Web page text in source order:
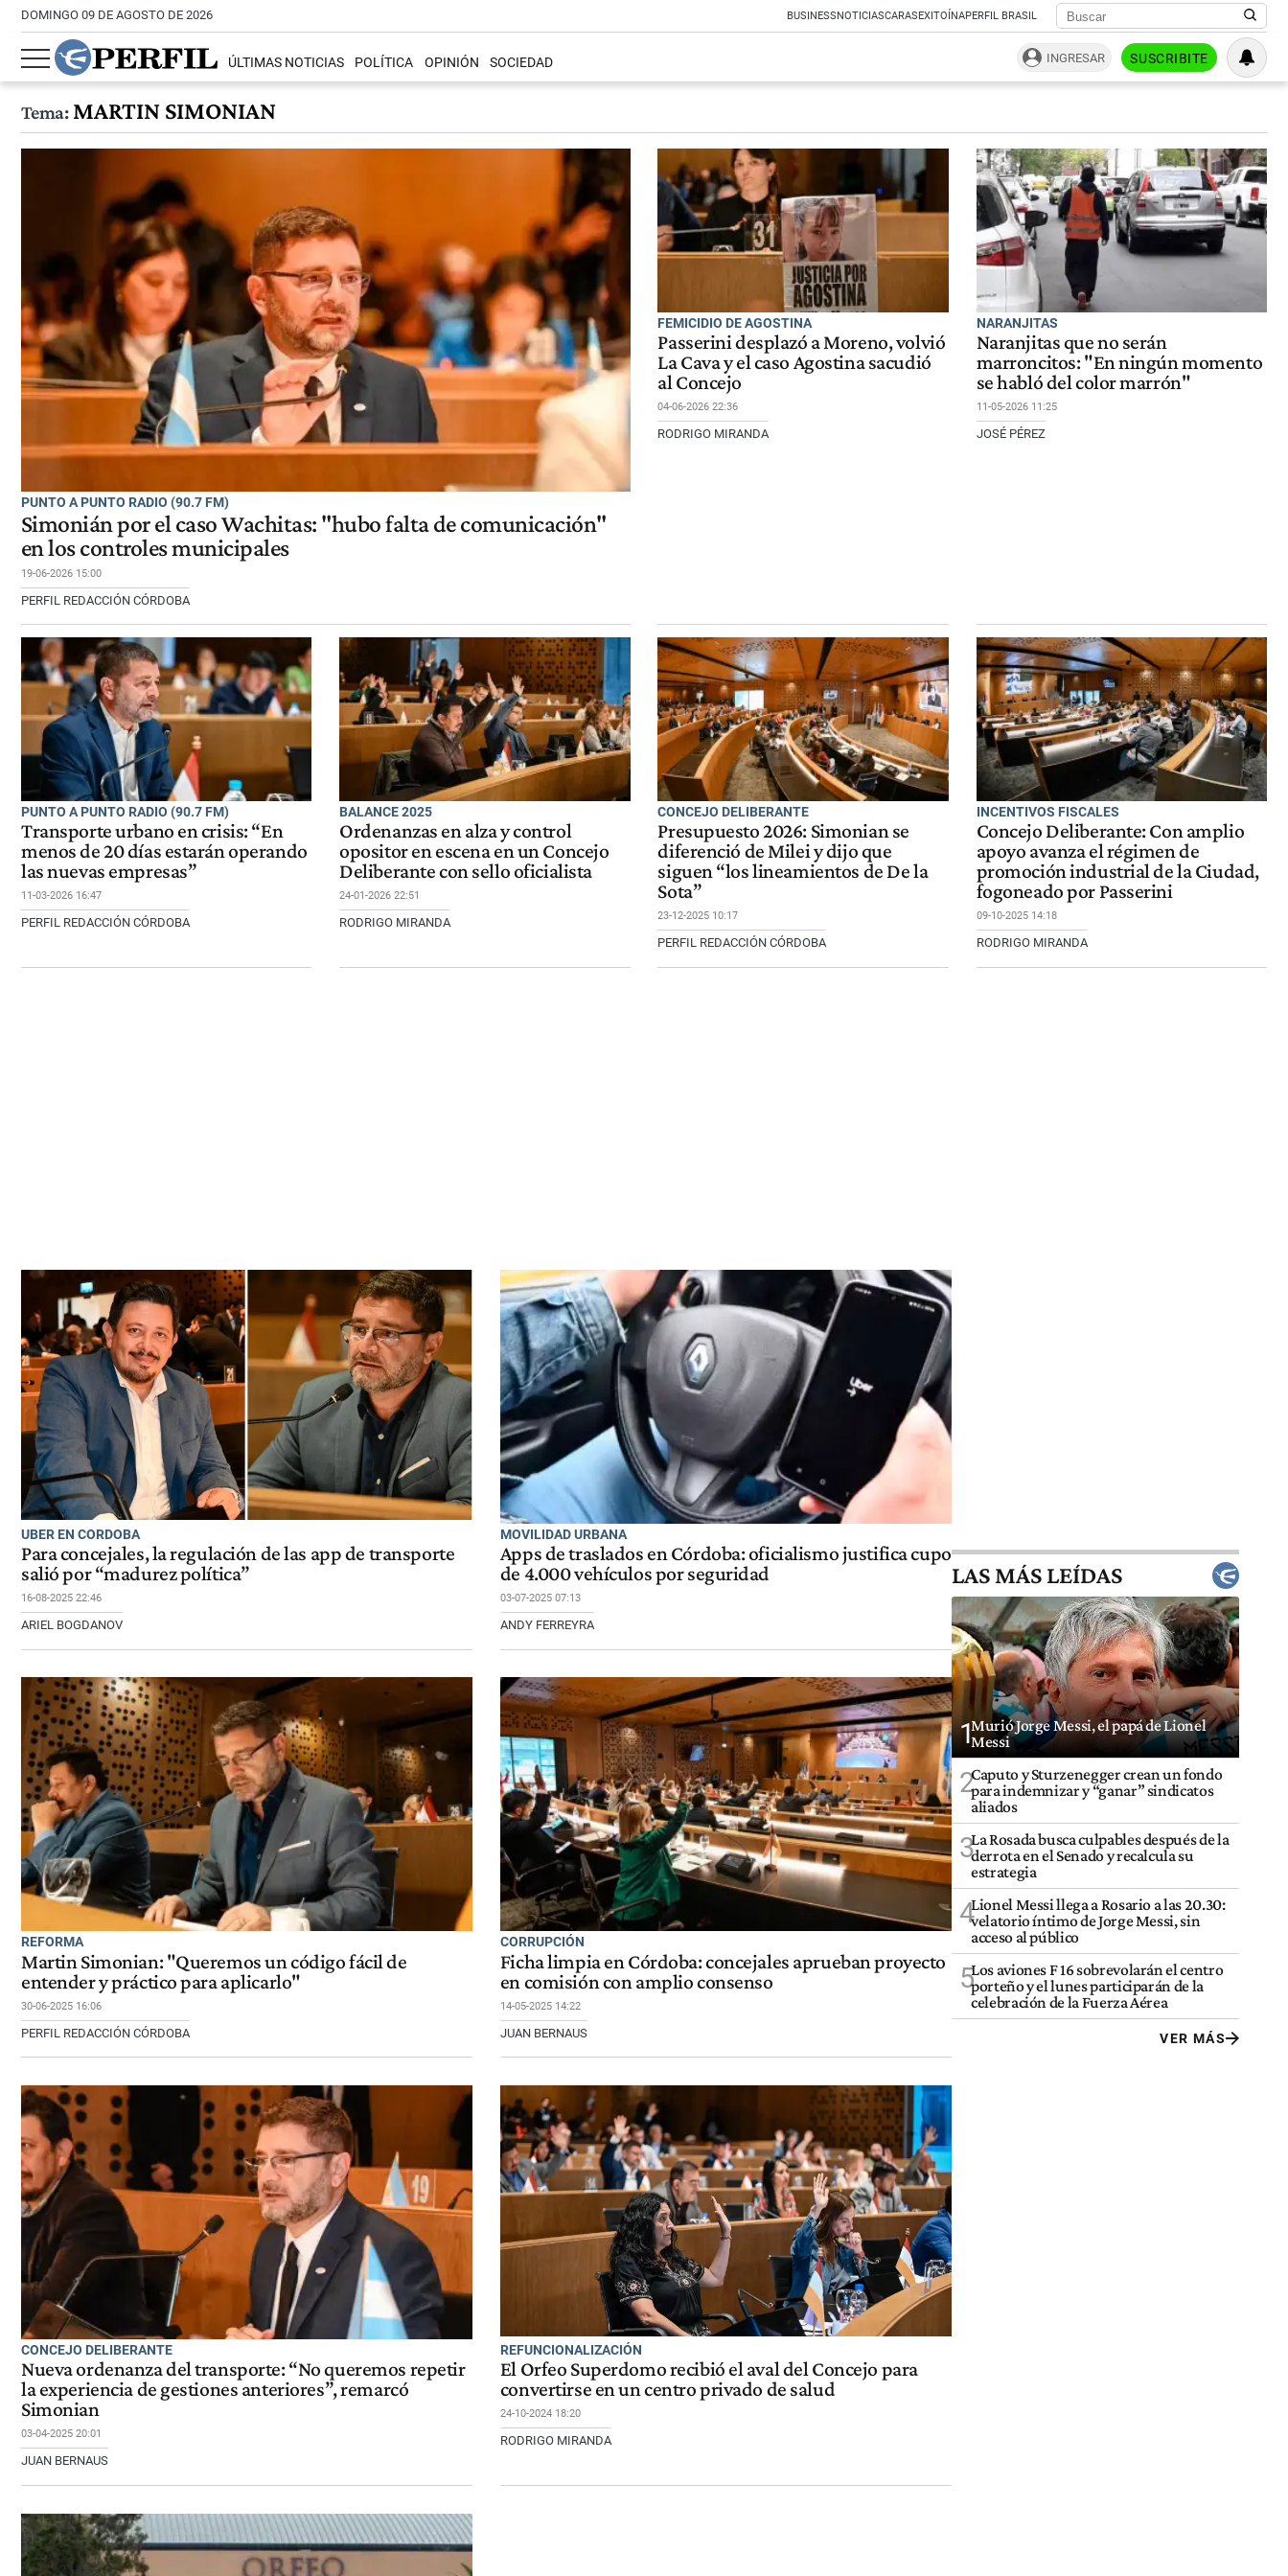
DOMINGO 09 DE AGOSTO DE 2026 BUSINESSNOTICIASCARASEXITOÍNAPERFIL BRASIL
ÚLTIMAS NOTICIAS POLÍTICA OPINIÓN SOCIEDAD INGRESAR SUSCRIBITE
Tema:MARTIN SIMONIAN
PUNTO A PUNTO RADIO (90.7 FM)
Simonián por el caso Wachitas: "hubo falta de comunicación"
en los controles municipales
19-06-2026 15:00
PERFIL REDACCIÓN CÓRDOBA
FEMICIDIO DE AGOSTINA
Passerini desplazó a Moreno, volvió
La Cava y el caso Agostina sacudió
al Concejo
04-06-2026 22:36
RODRIGO MIRANDA
NARANJITAS
Naranjitas que no serán
marroncitos: "En ningún momento
se habló del color marrón"
11-05-2026 11:25
JOSÉ PÉREZ
PUNTO A PUNTO RADIO (90.7 FM)
Transporte urbano en crisis: “En
menos de 20 días estarán operando
las nuevas empresas”
11-03-2026 16:47
PERFIL REDACCIÓN CÓRDOBA
BALANCE 2025
Ordenanzas en alza y control
opositor en escena en un Concejo
Deliberante con sello oficialista
24-01-2026 22:51
RODRIGO MIRANDA
CONCEJO DELIBERANTE
Presupuesto 2026: Simonian se
diferenció de Milei y dijo que
siguen “los lineamientos de De la
Sota”
23-12-2025 10:17
PERFIL REDACCIÓN CÓRDOBA
INCENTIVOS FISCALES
Concejo Deliberante: Con amplio
apoyo avanza el régimen de
promoción industrial de la Ciudad,
fogoneado por Passerini
09-10-2025 14:18
RODRIGO MIRANDA
UBER EN CORDOBA
Para concejales, la regulación de las app de transporte
salió por “madurez política”
16-08-2025 22:46
ARIEL BOGDANOV
MOVILIDAD URBANA
Apps de traslados en Córdoba: oficialismo justifica cupo
de 4.000 vehículos por seguridad
03-07-2025 07:13
ANDY FERREYRA
REFORMA
Martin Simonian: "Queremos un código fácil de
entender y práctico para aplicarlo"
30-06-2025 16:06
PERFIL REDACCIÓN CÓRDOBA
CORRUPCIÓN
Ficha limpia en Córdoba: concejales aprueban proyecto
en comisión con amplio consenso
14-05-2025 14:22
JUAN BERNAUS
CONCEJO DELIBERANTE
Nueva ordenanza del transporte: “No queremos repetir
la experiencia de gestiones anteriores”, remarcó
Simonian
03-04-2025 20:01
JUAN BERNAUS
REFUNCIONALIZACIÓN
El Orfeo Superdomo recibió el aval del Concejo para
convertirse en un centro privado de salud
24-10-2024 18:20
RODRIGO MIRANDA
LAS MÁS LEÍDAS
1Murió Jorge Messi, el papá de Lionel
Messi
2Caputo y Sturzenegger crean un fondo
para indemnizar y “ganar” sindicatos
aliados
3La Rosada busca culpables después de la
derrota en el Senado y recalcula su
estrategia
4Lionel Messi llega a Rosario a las 20.30:
velatorio íntimo de Jorge Messi, sin
acceso al público
5Los aviones F 16 sobrevolarán el centro
porteño y el lunes participarán de la
celebración de la Fuerza Aérea
VER MÁS